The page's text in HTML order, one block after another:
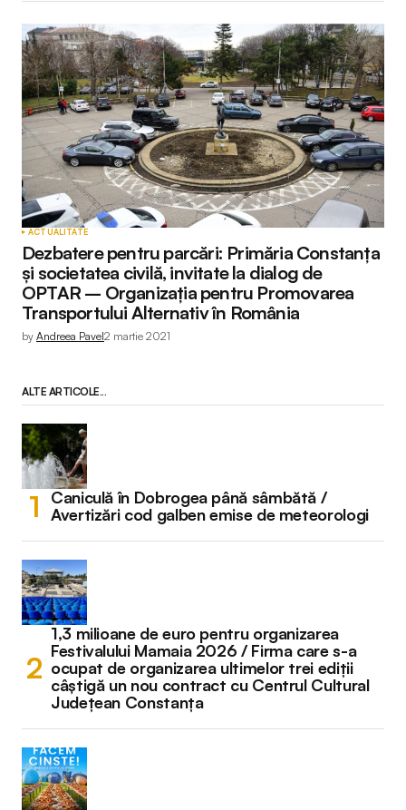
ACTUALITATE
Dezbatere pentru parcări: Primăria Constanța
și societatea civilă, invitate la dialog de
OPTAR – Organizația pentru Promovarea
Transportului Alternativ în România
by Andreea Pavel2 martie 2021
ALTE ARTICOLE...
Caniculă în Dobrogea până sâmbătă /
Avertizări cod galben emise de meteorologi
1,3 milioane de euro pentru organizarea
Festivalului Mamaia 2026 / Firma care s-a
ocupat de organizarea ultimelor trei ediții
câștigă un nou contract cu Centrul Cultural
Județean Constanța